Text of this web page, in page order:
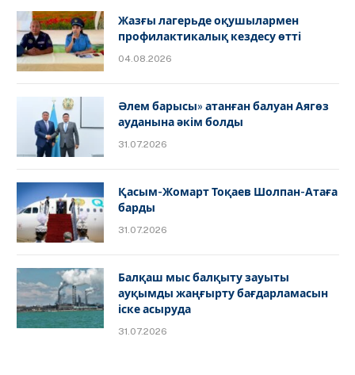
Жазғы лагерьде оқушылармен
профилактикалық кездесу өтті
04.08.2026
Әлем барысы» атанған балуан Аягөз
ауданына әкім болды
31.07.2026
Қасым-Жомарт Тоқаев Шолпан-Атаға
барды
31.07.2026
Балқаш мыс балқыту зауыты
ауқымды жаңғырту бағдарламасын
іске асыруда
31.07.2026